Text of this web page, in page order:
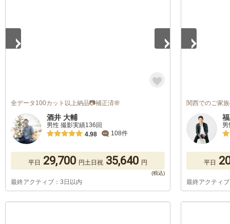
全データ100カット以上納品📷補正済🌸
酒井 大輔
男性 撮影実績136回
4.98
108件
平日 29,700 円土日祝 35,640 円
最終アクティブ：3日以内
関西でのご家
平日
最終アクティ